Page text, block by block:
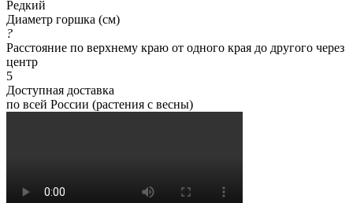
Редкий
Диаметр горшка (см)
?
Расстояние по верхнему краю от одного края до другого через
центр
5
Доступная доставка
по всей России (растения с весны)